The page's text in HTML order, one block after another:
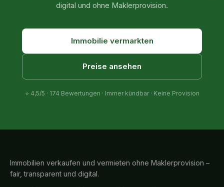
digital und ohne Maklerprovision.
Immobilie vermarkten
Preise ansehen
⭐ 4,5/5 · 174 Bewertungen · Immer kündbar · Keine Provision
Immobilien verkaufen und vermieten ohne Maklerprovision –
fair, transparent und digital.